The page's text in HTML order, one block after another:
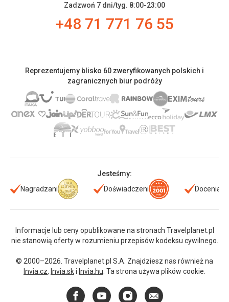
Zadzwoń 7 dni/tyg. 8:00-23:00
+48 71 771 76 55
Reprezentujemy blisko 60 zweryfikowanych polskich i
zagranicznych biur podróży
Jesteśmy:
Nagradzani
Doświadczeni Doceniani
Informacje lub ceny opublikowane na stronach Travelplanet.pl
nie stanowią oferty w rozumieniu przepisów kodeksu cywilnego.
© 2000–2026. Travelplanet.pl S.A. Znajdziesz nas również na
Invia.cz, Invia.ski Invia.hu . Ta strona używa plików cookie.
FacebookYouTubeInstagram
E-